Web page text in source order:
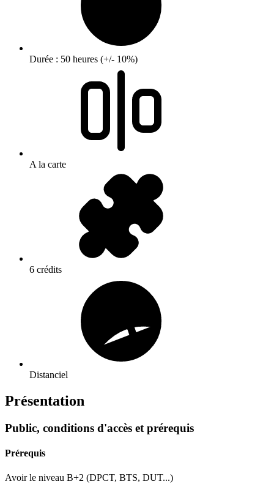
Durée : 50 heures (+/- 10%)
A la carte
6 crédits
Distanciel
Présentation
Public, conditions d'accès et prérequis
Prérequis
Avoir le niveau B+2 (DPCT, BTS, DUT...)